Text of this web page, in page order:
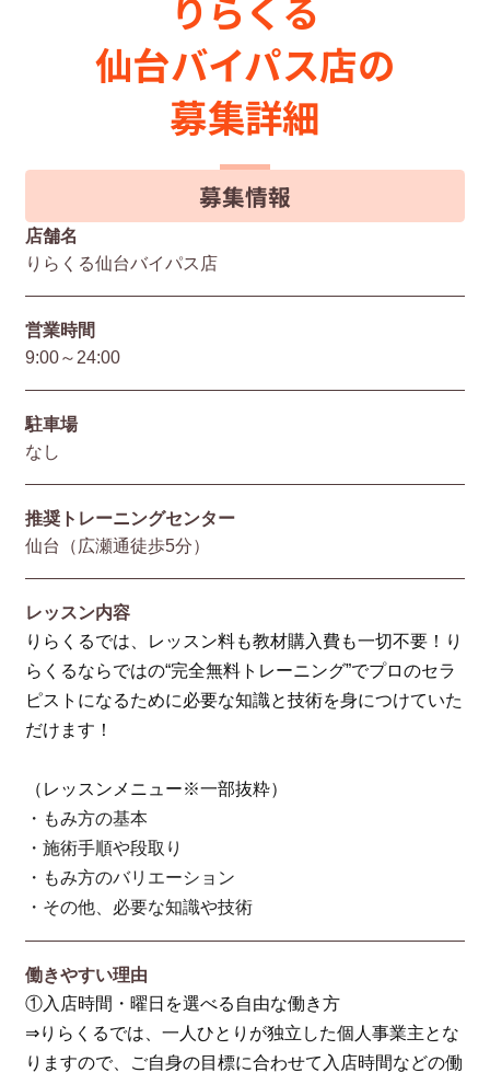
仙台バイパス店の
募集詳細
募集情報
店舗名
りらくる仙台バイパス店
営業時間
9:00～24:00
駐⾞場
なし
推奨トレーニングセンター
仙台（広瀬通徒歩5分）
レッスン内容
りらくるでは、レッスン料も教材購入費も一切不要！り
らくるならではの“完全無料トレーニング”でプロのセラ
ピストになるために必要な知識と技術を身につけていた
だけます！
（レッスンメニュー※一部抜粋）
・もみ方の基本
・施術手順や段取り
・もみ方のバリエーション
・その他、必要な知識や技術
働きやすい理由
①入店時間・曜日を選べる自由な働き方
⇒りらくるでは、一人ひとりが独立した個人事業主とな
りますので、ご自身の目標に合わせて入店時間などの働